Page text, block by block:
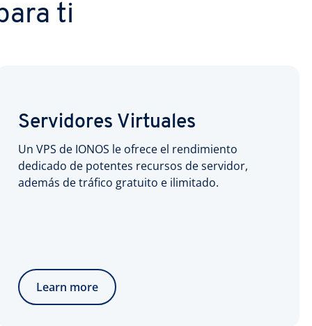
ti
Servidores Virtuales
Un VPS de IONOS le ofrece el rendimiento
dedicado de potentes recursos de servidor,
además de tráfico gratuito e ilimitado.
Learn more